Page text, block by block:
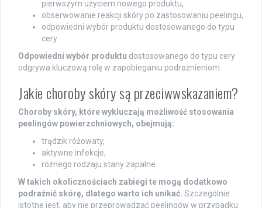
pierwszym użyciem nowego produktu,
obserwowanie reakcji skóry po zastosowaniu peelingu,
odpowiedni wybór produktu dostosowanego do typu
cery.
Odpowiedni wybór produktu dostosowanego do typu cery
odgrywa kluczową rolę w zapobieganiu podrażnieniom.
Jakie choroby skóry są przeciwwskazaniem?
Choroby skóry, które wykluczają możliwość stosowania
peelingów powierzchniowych, obejmują:
trądzik różowaty,
aktywne infekcje,
różnego rodzaju stany zapalne.
W takich okolicznościach zabiegi te mogą dodatkowo
podrażnić skórę, dlatego warto ich unikać. Szczególnie
istotne jest, aby nie przeprowadzać peelingów w przypadku: